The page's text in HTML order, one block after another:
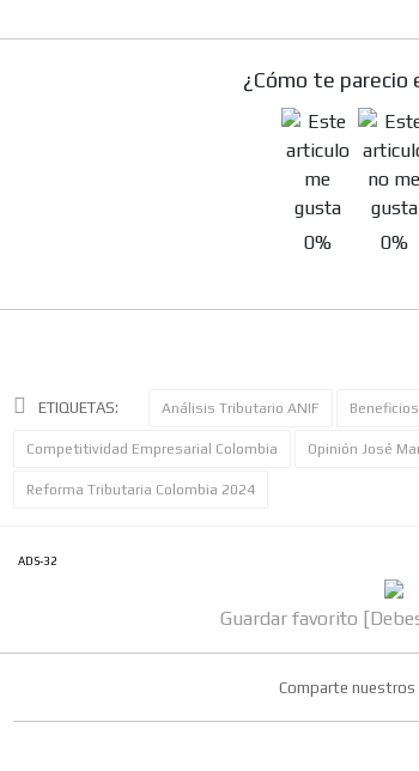
¿Cómo te
0% 0%
ETIQUETAS: Análisis Tributario ANIF
Competitividad Empresarial Colombia Opinión José
Reforma Tributaria Colombia 2024
ADS-32
Guardar favorito
Comparte